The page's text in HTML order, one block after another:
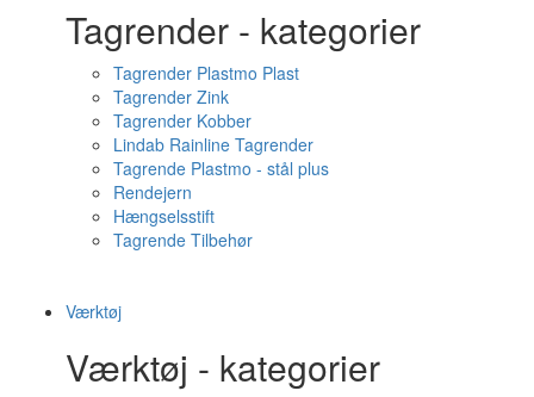
Tagrender - kategorier
Tagrender Plastmo Plast
Tagrender Zink
Tagrender Kobber
Lindab Rainline Tagrender
Tagrende Plastmo - stål plus
Rendejern
Hængselsstift
Tagrende Tilbehør
Værktøj
Værktøj - kategorier